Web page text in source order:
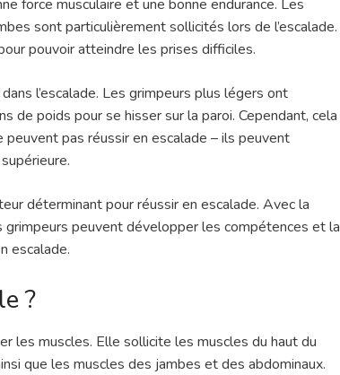
force musculaire et une bonne endurance. Les
sont particulièrement sollicités lors de l’escalade.
pouvoir atteindre les prises difficiles.
l’escalade. Les grimpeurs plus légers ont
de poids pour se hisser sur la paroi. Cependant, cela
pas réussir en escalade – ils peuvent
déterminant pour réussir en escalade. Avec la
grimpeurs peuvent développer les compétences et la
escalade.
?
les muscles. Elle sollicite les muscles du haut du
que les muscles des jambes et des abdominaux.